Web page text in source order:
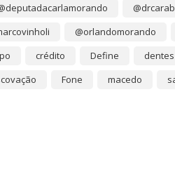
@orlandomorando
crédito Define
dentes
Fone macedo